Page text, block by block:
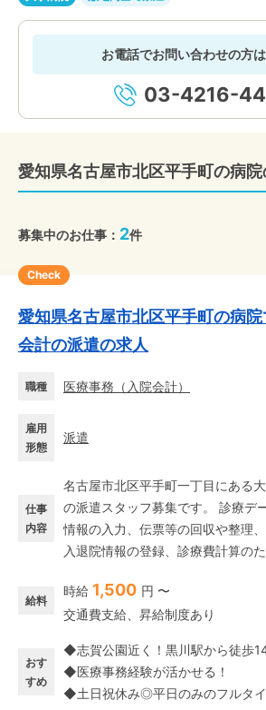
お電話でお問い合わせの方
03-4216-
愛知県名古屋市北区平手町の病
募集中のお仕事： 2件
Check
愛知県名古屋市北区平手町の病
会計の派遣の求人
職種 医療事務 （ 入院会計）
雇用
形態
派遣
仕事
内容
名古屋市北区平手町一丁目にある
の派遣スタッフ募集です。 診療デ
情報の入力、伝票等の回収や整理
入退院情報の登録、診療費計算の
医療事務経験があれば、資格不要
ニックでの経験はあるけど病院は
さらに知識を身につけてスキルア
な環境です♪
給料
時給 1,500 円 〜
交通費支給、昇給制度あり
おす
すめ
◆志賀公園近く！黒川駅から徒歩
◆医療事務経験が活かせる！
◆土日祝休み◎平日のみのフルタイ